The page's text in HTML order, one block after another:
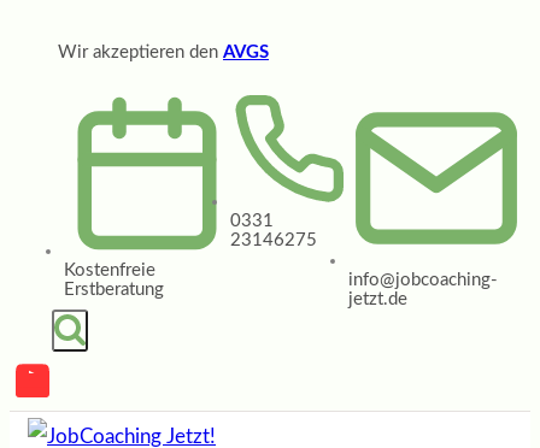
Wir akzeptieren den AVGS
Kostenfreie
Erstberatung
0331
23146275
info@jobcoaching-
jetzt.de